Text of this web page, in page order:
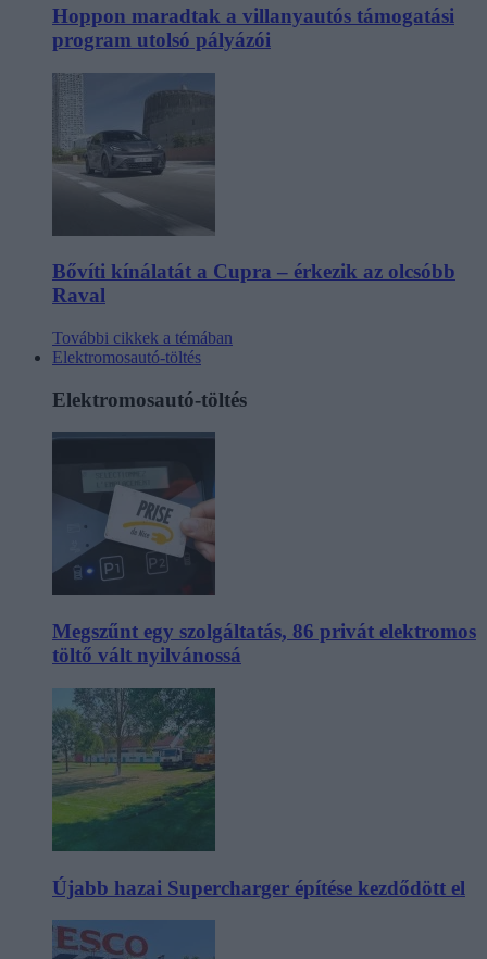
Hoppon maradtak a villanyautós támogatási
program utolsó pályázói
Bővíti kínálatát a Cupra – érkezik az olcsóbb
Raval
További cikkek a témában
Elektromosautó-töltés
Elektromosautó-töltés
Megszűnt egy szolgáltatás, 86 privát elektromos
töltő vált nyilvánossá
Újabb hazai Supercharger építése kezdődött el